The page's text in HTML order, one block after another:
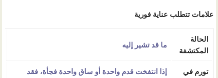
علامات تتطلب عناية فورية
الحالة
المكتشفة
ما قد تشير إليه
تورم في
إذا انتفخت قدم واحدة أو ساق واحدة فجأة، فقد